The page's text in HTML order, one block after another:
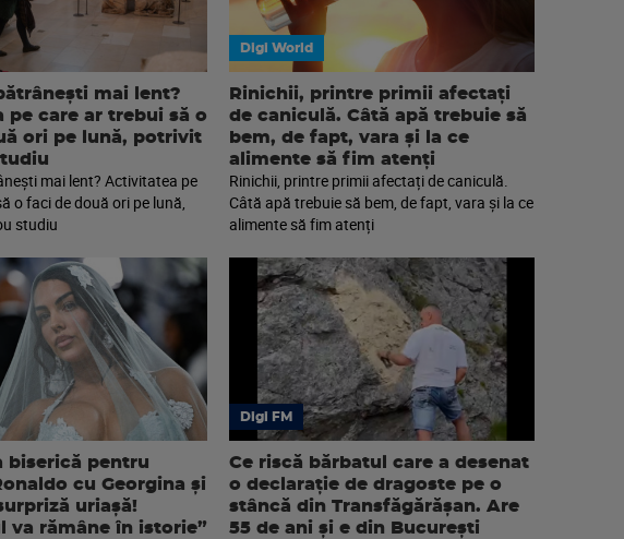
mai lent?
pe care ar trebui să o
ori pe lună, potrivit
mai lent? Activitatea pe
o faci de două ori pe lună,
studiu
Digi World
Rinichii, printre primii afectați
de caniculă. Câtă apă trebuie să
bem, de fapt, vara și la ce
alimente să fim atenți
Rinichii, printre primii afectați de caniculă.
Câtă apă trebuie să bem, de fapt, vara și la ce
alimente să fim atenți
biserică pentru
cu Georgina și
uriașă!
va rămâne în istorie”
Digi FM
Ce riscă bărbatul care a desenat
o declarație de dragoste pe o
stâncă din Transfăgărășan. Are
55 de ani și e din București